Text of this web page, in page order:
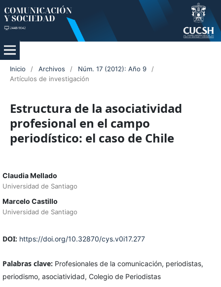
Inicio / Archivos / Núm. 17 (2012): Año 9
/
Artículos de investigación
Estructura de la asociatividad
profesional en el campo
periodístico: el caso de Chile
Claudia Mellado
Universidad de Santiago
Marcelo Castillo
Universidad de Santiago
DOI: https://doi.org/10.32870/cys.v0i17.277
Palabras clave: Profesionales de la comunicación, periodistas,
periodismo, asociatividad, Colegio de Periodistas